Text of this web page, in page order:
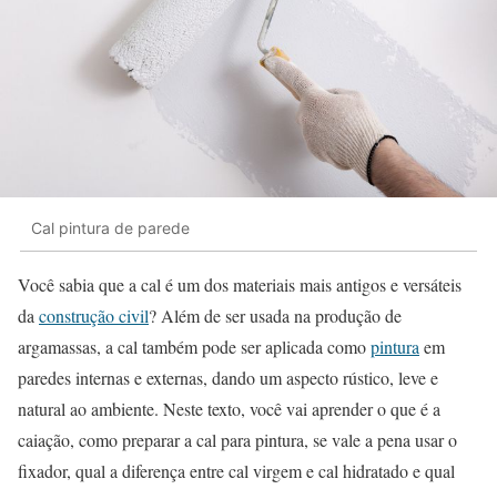
Cal pintura de parede
Você sabia que a cal é um dos materiais mais antigos e versáteis
daconstrução civil? Além de ser usada na produção de
argamassas, a cal também pode ser aplicada comopinturaem
paredes internas e externas, dando um aspecto rústico, leve e
natural ao ambiente. Neste texto, você vai aprender o que é a
caiação, como preparar a cal para pintura, se vale a pena usar o
fixador, qual a diferença entre cal virgem e cal hidratado e qual